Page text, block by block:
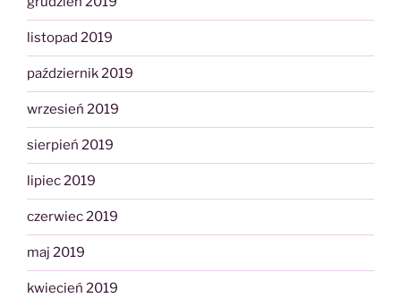
listopad 2019
październik 2019
wrzesień 2019
sierpień 2019
lipiec 2019
czerwiec 2019
maj 2019
kwiecień 2019